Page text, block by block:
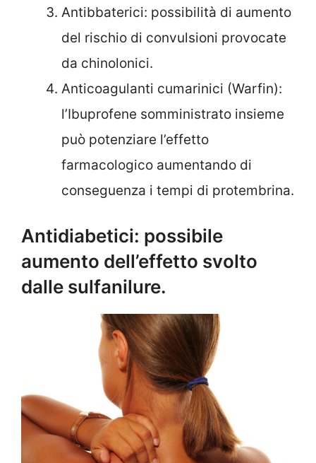
Antibbaterici: possibilità di aumento
del rischio di convulsioni provocate
da chinolonici.
Anticoagulanti cumarinici (Warfin):
l’Ibuprofene somministrato insieme
può potenziare l’effetto
farmacologico aumentando di
conseguenza i tempi di protembrina.
Antidiabetici: possibile
aumento dell’effetto svolto
dalle sulfanilure.